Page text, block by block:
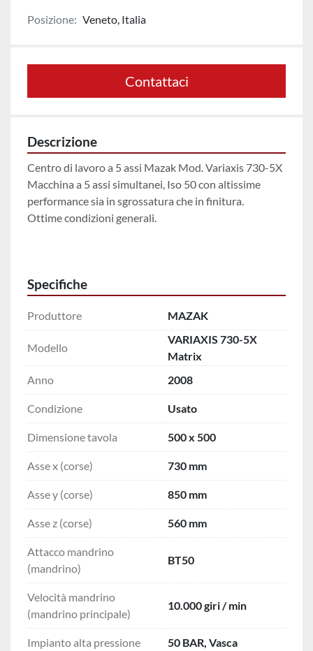
Posizione: Veneto, Italia
Contattaci
Descrizione
Centro di lavoro a 5 assi Mazak Mod. Variaxis 730-5X
Macchina a 5 assi simultanei, Iso 50 con altissime
performance sia in sgrossatura che in finitura.
Ottime condizioni generali.
Specifiche
Produttore MAZAK
Modello
VARIAXIS 730-5X
Matrix
Anno
2008
Condizione Usato
Dimensione tavola 500 x 500
Asse x (corse) 730 mm
Asse y (corse) 850 mm
Asse z (corse) 560 mm
Attacco mandrino
(mandrino)
BT50
Velocità mandrino
(mandrino principale)
10.000 giri / min
Impianto alta pressione
50 BAR, Vasca